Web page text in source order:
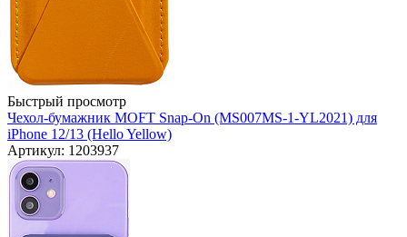
Быстрый просмотр
Чехол-бумажник MOFT Snap-On (MS007MS-1-YL2021) для
iPhone 12/13 (Hello Yellow)
Артикул: 1203937